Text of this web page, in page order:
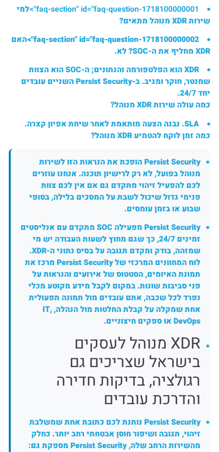
faq-section" id="faq-question-1718100000001"> למי
שירות XDR מנוהל מתאים?
faq-section" id="faq-question-1718100000002"> האם
XDR מחליף את ה-SOC?
לא.
XDR הוא הפלטפורמה והנתונים; ה-SOC הוא הצוות
שמנטר, חוקר ומגיב. ב-Persist Security השניים עובדים
יחד 24/7.
כמה עולה שירות XDR מנוהל?
SLA. נבנה הצעה מותאמת לאחר שיחת אפיון קצרה.
כמה זמן לוקח להטמיע XDR מנוהל?
Persist Security הופכת את הנראות הזו לשירות
מנוהל בפועל, לא רק לרישיון תוכנה. אנחנו עוזרים
לכם להפעיל זיהוי מתקדם גם אם אין לכם צוות
פנימי גדול שיכול לשבת על המסכים בלילה, בסופי
שבוע או בזמן עומסים.
Persist Security מפעילה SOC מתקדם עם אנליסטים
זמינים 24/7, כך שגם מחוץ לשעות העבודה יש מי
שמזהה, בודק ומקדם תגובה על בסיס נתוני ה-XDR.
לוח המחוונים המרכזי של Persist Security מרכז את
תמונת האיומים, הסטטוס של אירועים והנראות על
פני סביבות שונות. במקום לקבל מידע מקוטע מכלי
נפרד לכל שכבה, אתם עובדים מול תמונה תפעולית
אחת שמקלה על קבלת החלטות מול הנהלה, IT,
DevOps או ספקים חיצוניים.
XDR מנוהל לעסקים
בישראל שצריכים גם
רגולציה, בדיקות חדירה
והדרכת עובדים
Persist Security נותנת לכם כתובת אחת שמשלבת
זיהוי, תגובה ושיפור חוסן אבטחתי רחב יותר. כחלק
מהשירות הרחב שלה, Persist Security מספקת גם: